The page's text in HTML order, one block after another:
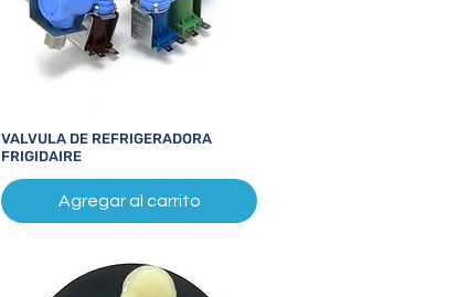
Vista rápida
VALVULA DE REFRIGERADORA
FRIGIDAIRE
Agregar al carrito